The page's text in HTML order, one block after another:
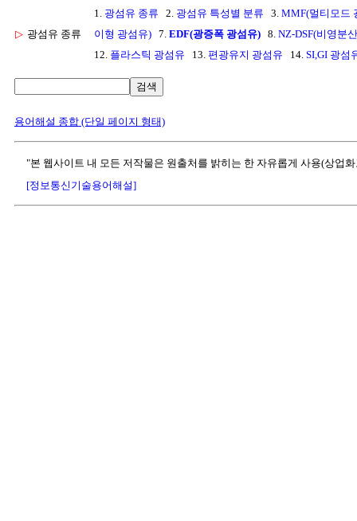
▷ 광섬유 종류
1. 광섬유 종류 2. 광섬유 특성별 분류 3. MMF(멀티모드
이형 광섬유) 7. EDF(광증폭 광섬유) 8. NZ-DSF(비영분
12. 플라스틱 광섬유 13. 편광유지 광섬유 14. SI,GI 광섬
검색
용어해설 종합 (단일 페이지 형태)
"본 웹사이트 내 모든 저작물은 원출처를 밝히는 한 자유롭게 사용(상업
[정보통신기술용어해설]